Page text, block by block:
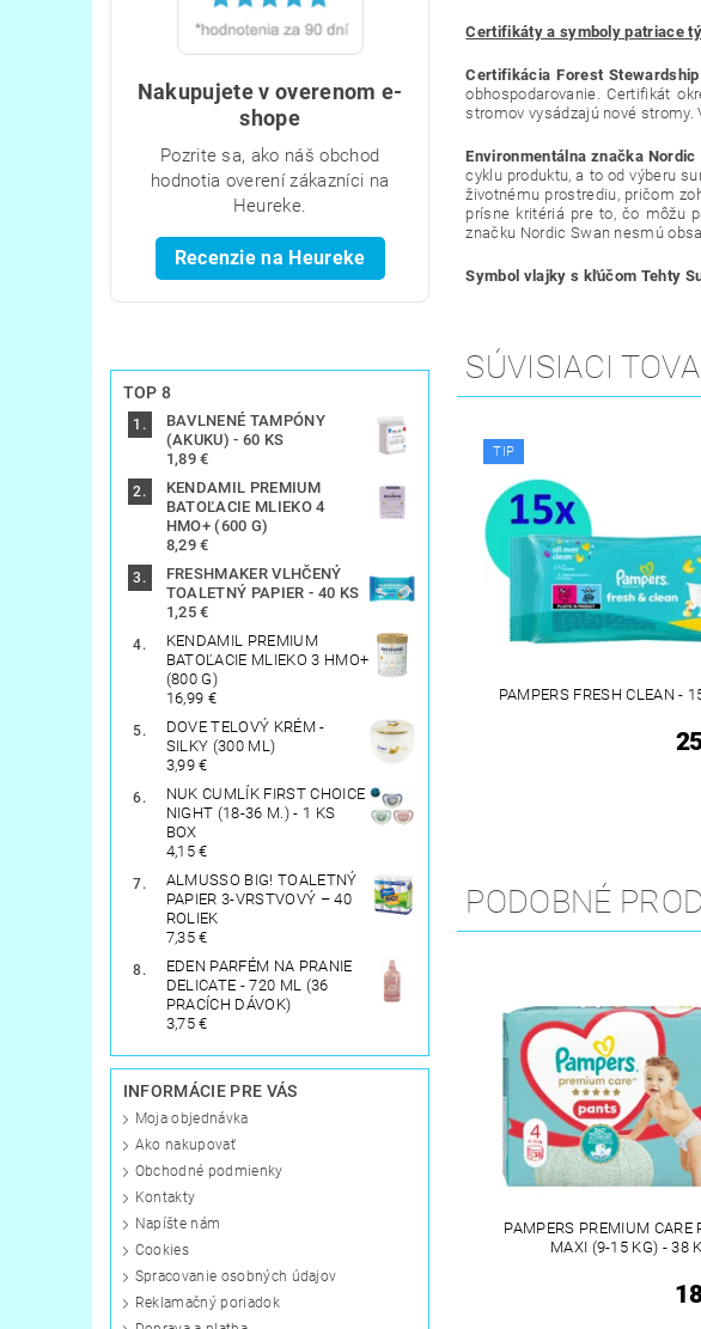
Nakupujete v overenom e-
shope
Pozrite sa, ako náš obchod
hodnotia overení zákazníci na
Heureke.
Recenzie na Heureke
TOP 8
BAVLNENÉ TAMPÓNY
(AKUKU) - 60 KS
1,89 €
KENDAMIL PREMIUM
BATOĽACIE MLIEKO 4
HMO+ (600 G)
8,29 €
FRESHMAKER VLHČENÝ
TOALETNÝ PAPIER - 40 KS
1,25 €
KENDAMIL PREMIUM
BATOĽACIE MLIEKO 3 HMO+
(800 G)
16,99 €
DOVE TELOVÝ KRÉM -
SILKY (300 ML)
3,99 €
NUK CUMLÍK FIRST CHOICE
NIGHT (18-36 M.) - 1 KS
BOX
4,15 €
ALMUSSO BIG! TOALETNÝ
PAPIER 3-VRSTVOVÝ – 40
ROLIEK
7,35 €
EDEN PARFÉM NA PRANIE
DELICATE - 720 ML (36
PRACÍCH DÁVOK)
3,75 €
INFORMÁCIE PRE VÁS
Moja objednávka
Ako nakupovať
Obchodné podmienky
Kontakty
Napíšte nám
Cookies
Spracovanie osobných údajov
Reklamačný poriadok
Certifikáty a symboly patriace
Certifikácia Forest
obhospodarovanie. Certifikát
stromov vysádzajú nové
Environmentálna značka Nordic
cyklu produktu, a to od výberu
životnému prostrediu, pričom
prísne kritériá pre to, čo môžu
značku Nordic Swan nesmú
Symbol vlajky s kľúčom Tehty
SÚVISIACI
TIP
PAMPERS FRESH CLEAN -
PODOBNÉ
PAMPERS PREMIUM CARE
MAXI (9-15 KG) - 38